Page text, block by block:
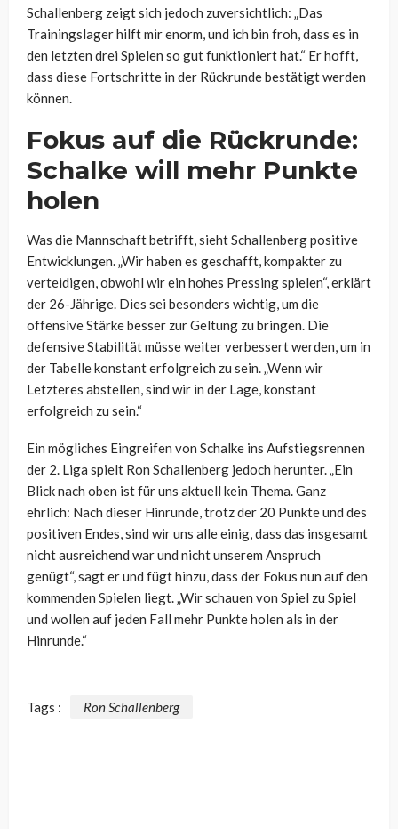
Schallenberg zeigt sich jedoch zuversichtlich: „Das
Trainingslager hilft mir enorm, und ich bin froh, dass es in
den letzten drei Spielen so gut funktioniert hat.“ Er hofft,
dass diese Fortschritte in der Rückrunde bestätigt werden
können.
Fokus auf die Rückrunde:
Schalke will mehr Punkte
holen
Was die Mannschaft betrifft, sieht Schallenberg positive
Entwicklungen. „Wir haben es geschafft, kompakter zu
verteidigen, obwohl wir ein hohes Pressing spielen“, erklärt
der 26-Jährige. Dies sei besonders wichtig, um die
offensive Stärke besser zur Geltung zu bringen. Die
defensive Stabilität müsse weiter verbessert werden, um in
der Tabelle konstant erfolgreich zu sein. „Wenn wir
Letzteres abstellen, sind wir in der Lage, konstant
erfolgreich zu sein.“
Ein mögliches Eingreifen von Schalke ins Aufstiegsrennen
der 2. Liga spielt Ron Schallenberg jedoch herunter. „Ein
Blick nach oben ist für uns aktuell kein Thema. Ganz
ehrlich: Nach dieser Hinrunde, trotz der 20 Punkte und des
positiven Endes, sind wir uns alle einig, dass das insgesamt
nicht ausreichend war und nicht unserem Anspruch
genügt“, sagt er und fügt hinzu, dass der Fokus nun auf den
kommenden Spielen liegt. „Wir schauen von Spiel zu Spiel
und wollen auf jeden Fall mehr Punkte holen als in der
Hinrunde.“
Tags : Ron Schallenberg